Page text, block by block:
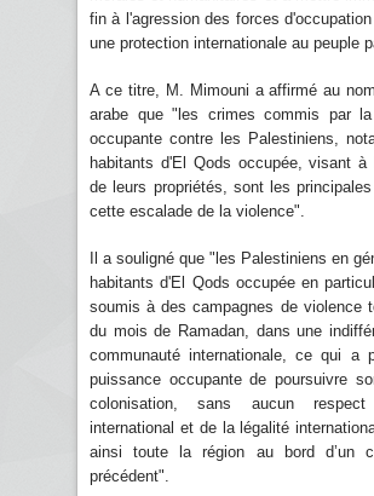
fin à l'agression des forces
une protection internationale au peuple
A ce titre, M. Mimouni a affirmé au
arabe que "les crimes commis par
occupante contre les Palestiniens,
habitants d'El Qods occupée, visant à
de leurs propriétés, sont les
cette escalade de la violence".
Il a souligné que "les Palestiniens en
habitants d'El Qods occupée en
soumis à des campagnes de violence
du mois de Ramadan, dans une
communauté internationale, ce qui a
puissance occupante de poursuivre
colonisation, sans aucun
international et de la légalité
ainsi toute la région au bord d’un
précédent".